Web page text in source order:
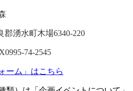
湧水町木場6340-220
74-2545
ーム」はこちら